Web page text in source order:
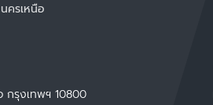
ครเหนือ
กรุงเทพฯ 10800